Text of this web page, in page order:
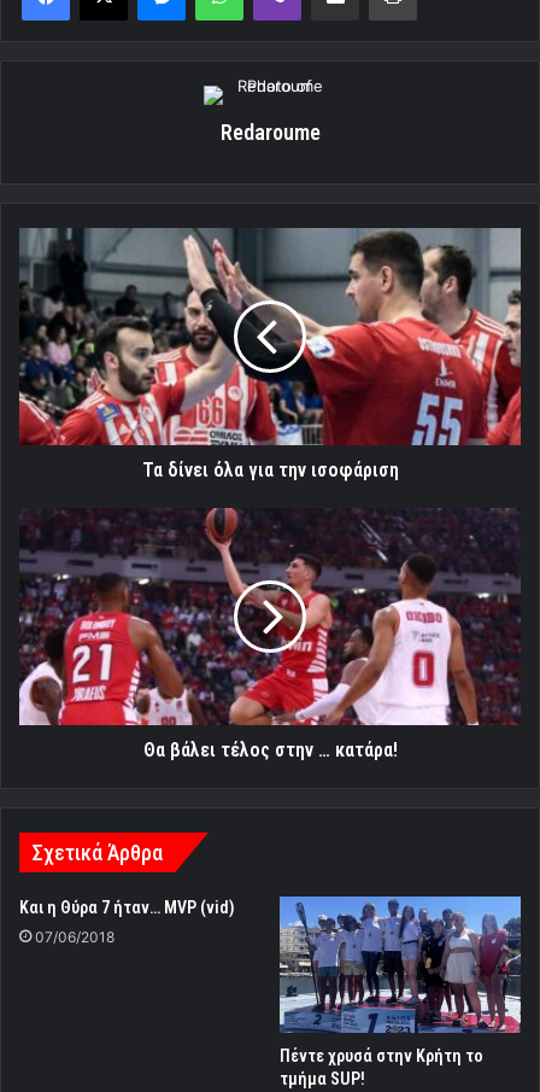
Redaroume
δίνει
όλα
για
την
ισοφάριση
Τα δίνει όλα για την ισοφάριση
Θα
βάλει
τέλος
στην
…
κατάρα!
Θα βάλει τέλος στην … κατάρα!
Σχετικά Άρθρα
Και η Θύρα 7 ήταν… MVP (vid)
07/06/2018
Πέντε χρυσά στην Κρήτη το
τμήμα SUP!